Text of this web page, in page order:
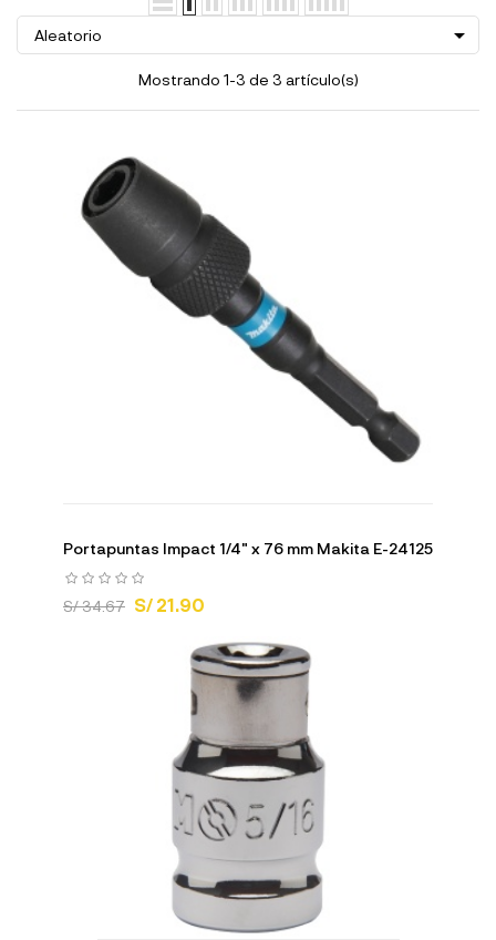
Aleatorio 
Mostrando 1-3 de 3 artículo(s)
Portapuntas Impact 1/4" x 76 mm Makita E-24125
S/ 34.67 S/ 21.90